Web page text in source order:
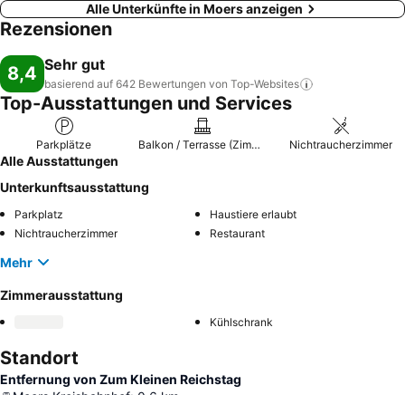
Alle Unterkünfte in Moers anzeigen
Rezensionen
8,4 Sehr gut
basierend auf 642 Bewertungen von Top-Websites
Top-Ausstattungen und Services
Parkplätze Balkon / Terrasse (Zimmer) Nichtraucherzimmer
Alle Ausstattungen
Unterkunftsausstattung
Parkplatz
Haustiere erlaubt
Nichtraucherzimmer
Restaurant
Mehr
Zimmerausstattung
Kühlschrank
Standort
Entfernung von Zum Kleinen Reichstag